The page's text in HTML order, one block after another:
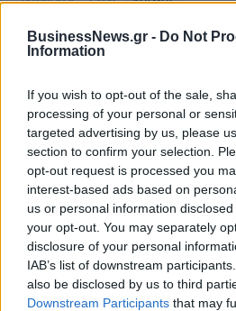
BusinessNews.gr - Do Not
Information
If you wish to opt-out of the sale,
processing of your personal or
targeted advertising by us, please
section to confirm your selection.
opt-out request is processed you
interest-based ads based on
us or personal information
your opt-out. You may separately
disclosure of your personal
IAB’s list of downstream
also be disclosed by us to third
Downstream Participants that may
Δεύτερη πηγή εισοδήματος για
ψαράδες ο αλιευτικός τουρισμός
Τ. Θεοδωρικάκος: Η ενίσχυση
διασφαλίζει την ανάπτυξη, την
καλύτερους μισθούς
09/08/2026 - 11:43 ΠΟΛΙΤΙΚΗ
Υπ. Μεταφορών: Οριστική λύση
πινακίδων κυκλοφορίας - Τέλος
διαδικασίες
ΕΛΛΑΔΑ
ΟΛΕΣ ΟΙ